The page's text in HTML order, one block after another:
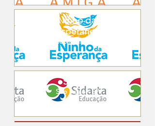
Ninho da
Esperança
São Paulo - SP
Sidarta
São Paulo - SP